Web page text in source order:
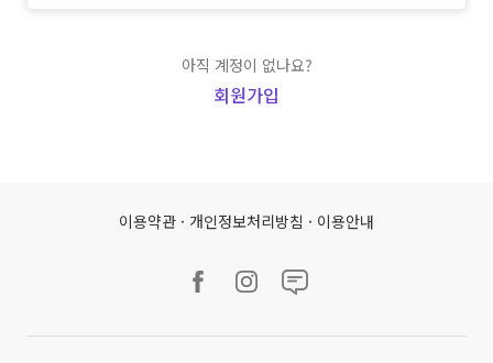
아직 계정이 없나요?
회원가입
이용약관 · 개인정보처리방침 · 이용안내